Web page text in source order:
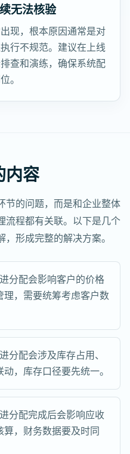
无法核验
现，根本原因通常是对
行不规范。建议在上线
查和演练，确保系统配
。
内容
节的问题，而是和企业整体
流程都有关联。以下是几个
形成完整的解决方案。
分配会影响客户的价格
，需要统筹考虑客户数
分配会涉及库存占用、
，库存口径要先统一。
分配完成后会影响应收
，财务数据要及时同